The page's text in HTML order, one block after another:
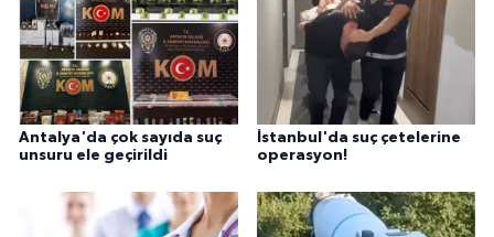
Antalya'da çok sayıda suç
unsuru ele geçirildi
İstanbul'da suç çetelerine
operasyon!